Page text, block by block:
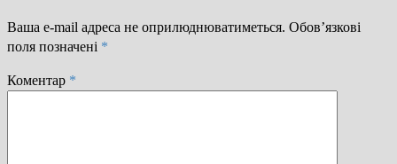
Ваша e-mail адреса не оприлюднюватиметься. Обов’язкові
поля позначені *
Коментар *